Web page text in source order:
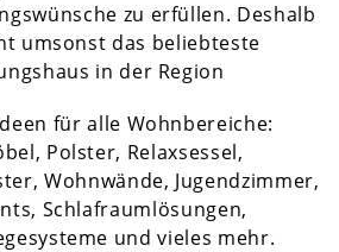
zu erfüllen. Deshalb
umsonst das beliebteste
in der Region
für alle Wohnbereiche:
Polster, Relaxsessel,
Wohnwände, Jugendzimmer,
Schlafraumlösungen,
und vieles mehr.